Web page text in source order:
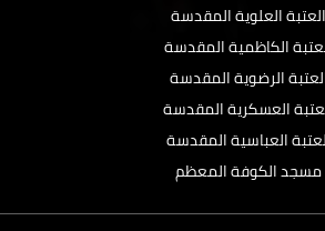
العتبة العلوية المقدسة
الكاظمية المقدسة
الرضوية المقدسة
العسكرية المقدسة
العباسية المقدسة
مسجد الكوفة المعظم